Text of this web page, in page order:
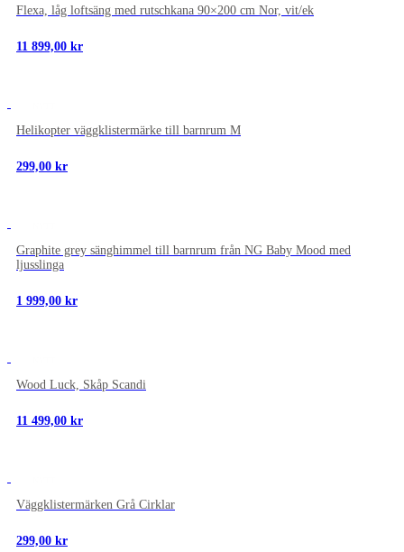
Flexa, låg loftsäng med rutschkana 90×200 cm Nor, vit/ek
11 899,00 kr
Helikopter väggklistermärke till barnrum M
299,00 kr
Graphite grey sänghimmel till barnrum från NG Baby Mood med
ljusslinga
1 999,00 kr
Wood Luck, Skåp Scandi
11 499,00 kr
Väggklistermärken Grå Cirklar
299,00 kr